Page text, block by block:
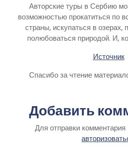
Авторские туры в Сербию
возможностью прокатиться по
страны, искупаться в озерах,
полюбоваться природой. И,
Источник
Спасибо за чтение
Добавить
Для отправки